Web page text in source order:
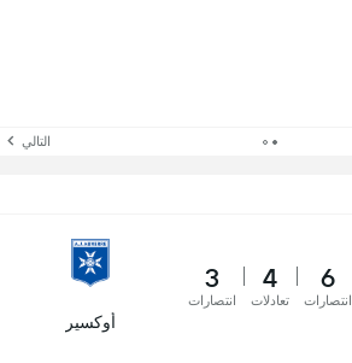
التالي
6
انتصارات
4
تعادلات
3
انتصارات
أوكسير